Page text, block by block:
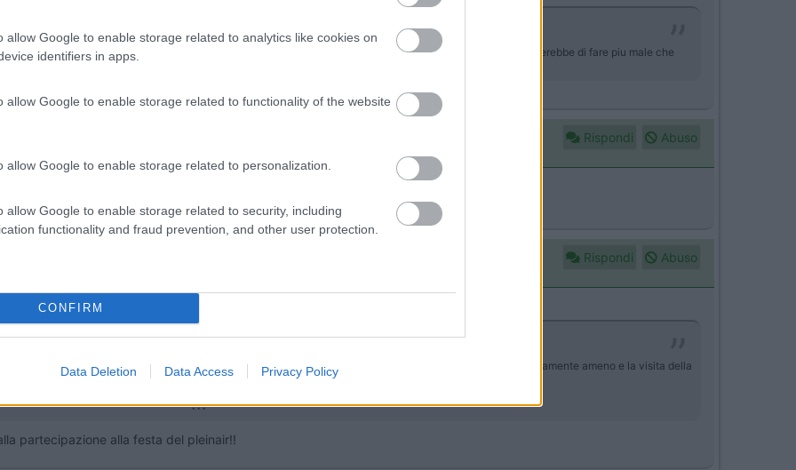
allow Google to enable storage related to analytics like cookies on
identifiers in apps.
allow Google to enable storage related to functionality of the website
allow Google to enable storage related to personalization.
allow Google to enable storage related to security, including
functionality and fraud prevention, and other user protection.
CONFIRM
Data Deletion Data Access Privacy Policy
borgo non vadano piu di dieci camper ,( anche meno) in caso contrario sarebbe una invasione che rischierebbe di fare piu male che
la soluzione migliore ,anzi
in condizioni pietose... magari è utile farlo presente.
Rispondi Abuso
Rispondi Abuso
Egr. Giunta di Dolceacqua dopo 20 anni sono tornato a visitare il grazioso paese di Dolceacqua. Esso e' veramente ameno e la visita della
...
partecipazione alla festa del pleinair!!